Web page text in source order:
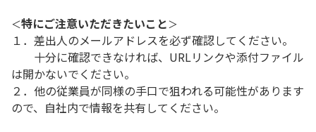
＜特にご注意いただきたいこと＞
１．差出人のメールアドレスを必ず確認してください。
十分に確認できなければ、URLリンクや添付ファイル
は開かないでください。
２．他の従業員が同様の手口で狙われる可能性があります
ので、自社内で情報を共有してください。